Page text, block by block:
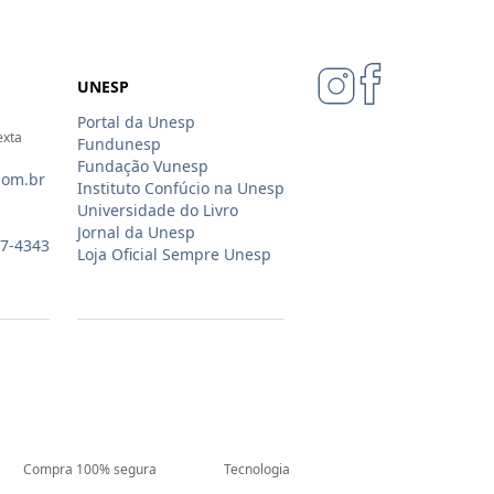
4343
UNESP
Portal da Unesp
Fundunesp
Fundação Vunesp
Instituto Confúcio na Unesp
Universidade do Livro
Jornal da Unesp
Loja Oficial Sempre Unesp
Compra 100% segura Tecnologia